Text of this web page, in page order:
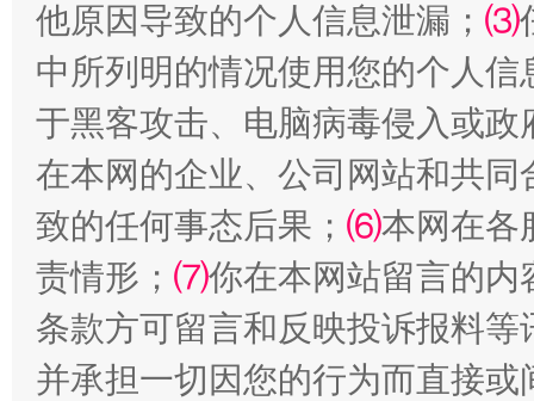
事关残疾人未来5年
他原因导致的个人信息泄漏； ⑶
中所列明的情况使用您的个人
于黑客攻击、电脑病毒侵入或
在本网的企业、公司网站和共
致的任何事态后果； ⑹本网在各
责情形； ⑺你在本网站留言的内
条款方可留言和反映投诉报料
并承担一切因您的行为而直接